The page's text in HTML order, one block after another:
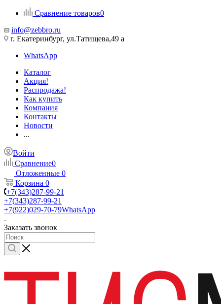
Сравнение товаров0
info@zebbro.ru
г. Екатеринбург, ул.Татищева,49 а
WhatsApp
Каталог
Акция!
Распродажа!
Как купить
Компания
Контакты
Новости
...
Войти
Сравнение0
Отложенные 0
Корзина 0
+7(343)287-99-21
+7(343)287-99-21
+7(922)029-70-79WhatsApp
Заказать звонок